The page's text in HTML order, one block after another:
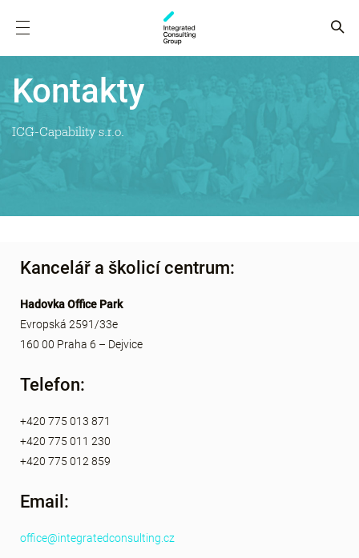
Kontakty
ICG-Capability s.r.o.
Kancelář a školicí centrum:
Hadovka Office Park
Evropská 2591/33e
160 00 Praha 6 – Dejvice
Telefon:
+420 775 013 871
+420 775 011 230
+420 775 012 859
Email:
office@integratedconsulting.cz